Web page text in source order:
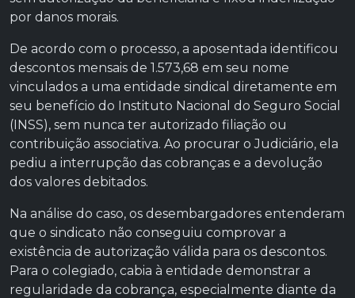
por danos morais.
De acordo com o processo, a aposentada identificou
descontos mensais de 1.573,68 em seu nome
vinculados a uma entidade sindical diretamente em
seu benefício do Instituto Nacional do Seguro Social
(INSS), sem nunca ter autorizado filiação ou
contribuição associativa. Ao procurar o Judiciário, ela
pediu a interrupção das cobranças e a devolução
dos valores debitados.
Na análise do caso, os desembargadores entenderam
que o sindicato não conseguiu comprovar a
existência de autorização válida para os descontos.
Para o colegiado, cabia à entidade demonstrar a
regularidade da cobrança, especialmente diante da